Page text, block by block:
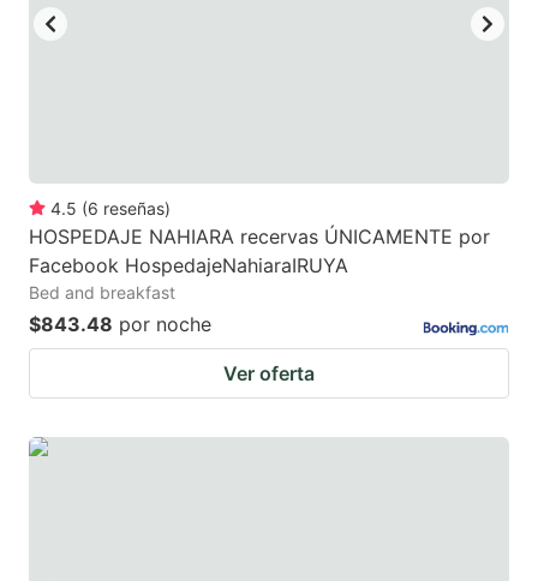
4.5 (6 reseñas)
HOSPEDAJE NAHIARA recervas ÚNICAMENTE por
Facebook HospedajeNahiaraIRUYA
Bed and breakfast
$843.48 por noche
Ver oferta